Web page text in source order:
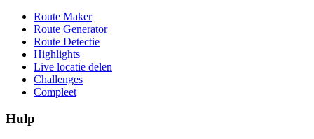
Route Maker
Route Generator
Route Detectie
Highlights
Live locatie delen
Challenges
Compleet
Hulp